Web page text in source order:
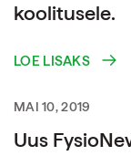
koolitusele.
LOE LISAKS
MAI 10, 2019
Uus